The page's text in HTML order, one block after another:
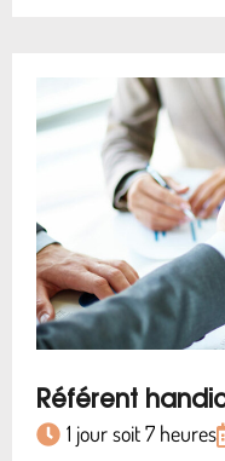
Référent
1 jour soit 7 heures